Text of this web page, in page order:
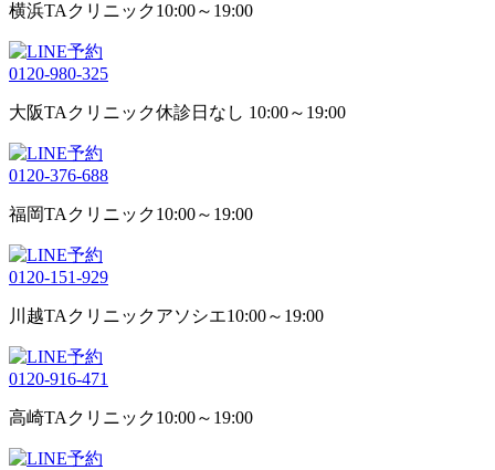
横浜TAクリニック10:00～19:00
0120-980-325
大阪TAクリニック休診日なし 10:00～19:00
0120-376-688
福岡TAクリニック10:00～19:00
0120-151-929
川越TAクリニックアソシエ10:00～19:00
0120-916-471
高崎TAクリニック10:00～19:00